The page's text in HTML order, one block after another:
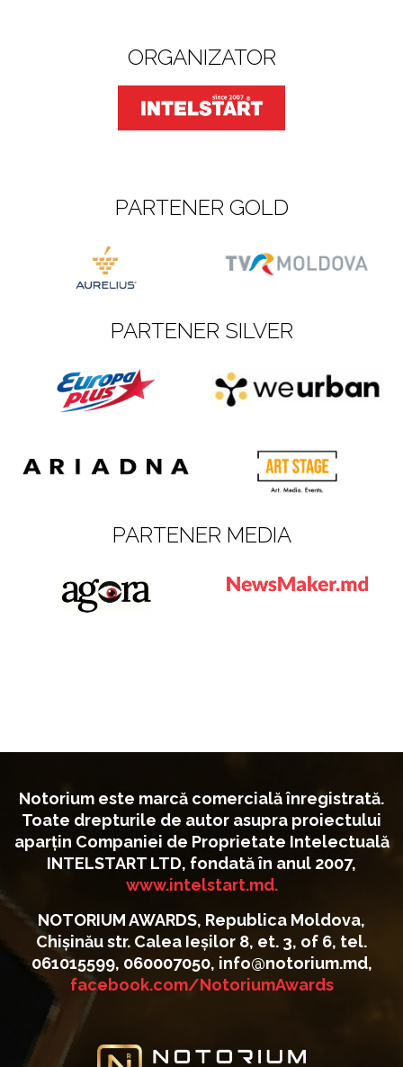
ORGANIZATOR
PARTENER GOLD
PARTENER SILVER
PARTENER MEDIA
Notorium este marcă comercială înregistrată.
Toate drepturile de autor asupra proiectului
aparțin Companiei de Proprietate Intelectuală
INTELSTART LTD, fondată în anul 2007,
www.intelstart.md.
NOTORIUM AWARDS, Republica Moldova,
Chișinău str. Calea Ieșilor 8, et. 3, of 6, tel.
061015599, 060007050, info@notorium.md,
facebook.com/NotoriumAwards